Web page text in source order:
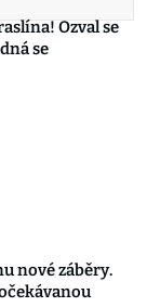
Ozval se
se
nové záběry.